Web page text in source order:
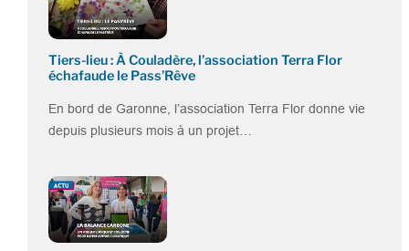
Tiers-lieu : À Couladère, l’association Terra Flor
échafaude le Pass’Rêve
En bord de Garonne, l’association Terra Flor donne vie
depuis plusieurs mois à un projet…